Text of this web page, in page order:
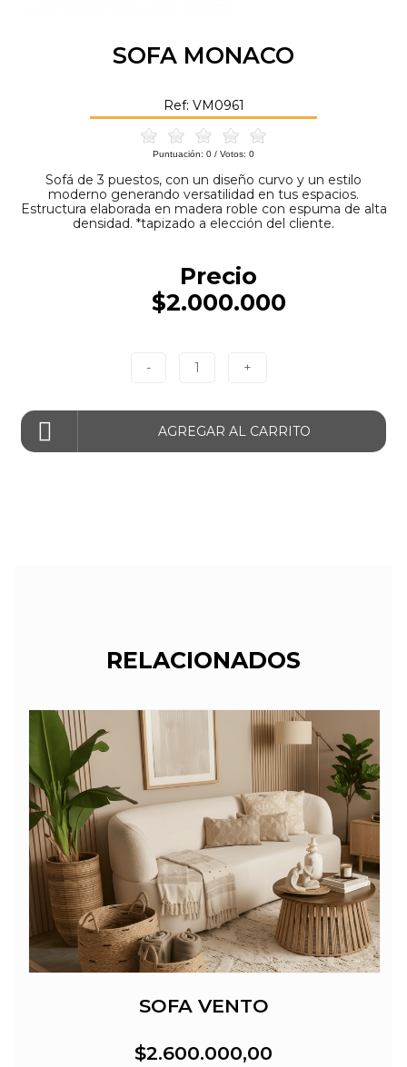
SOFA MONACO
Ref: VM0961
Puntuación: 0 / Votos: 0
Sofá de 3 puestos, con un diseño curvo y un estilo
moderno generando versatilidad en tus espacios.
Estructura elaborada en madera roble con espuma de alta
densidad. *tapizado a elección del cliente.
Precio
$2.000.000
- 1 +
AGREGAR AL CARRITO
RELACIONADOS
SOFA VENTO
$2.600.000,00